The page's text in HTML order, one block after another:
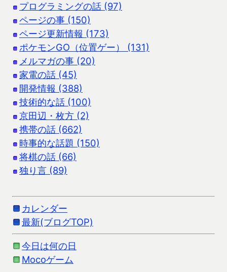
プログラミングの話 (97)
ページの事 (150)
ページ更新情報 (173)
ポケモンGO（位置ゲー） (131)
メルマガの事 (20)
家電の話 (45)
開発情報 (388)
技術的な話 (100)
京田辺・枚方 (2)
携帯の話 (662)
時事的な話題 (150)
将棋の話 (66)
独り言 (89)
カレンダー
最新(ブログTOP)
今日は何の日
Mocoゲーム